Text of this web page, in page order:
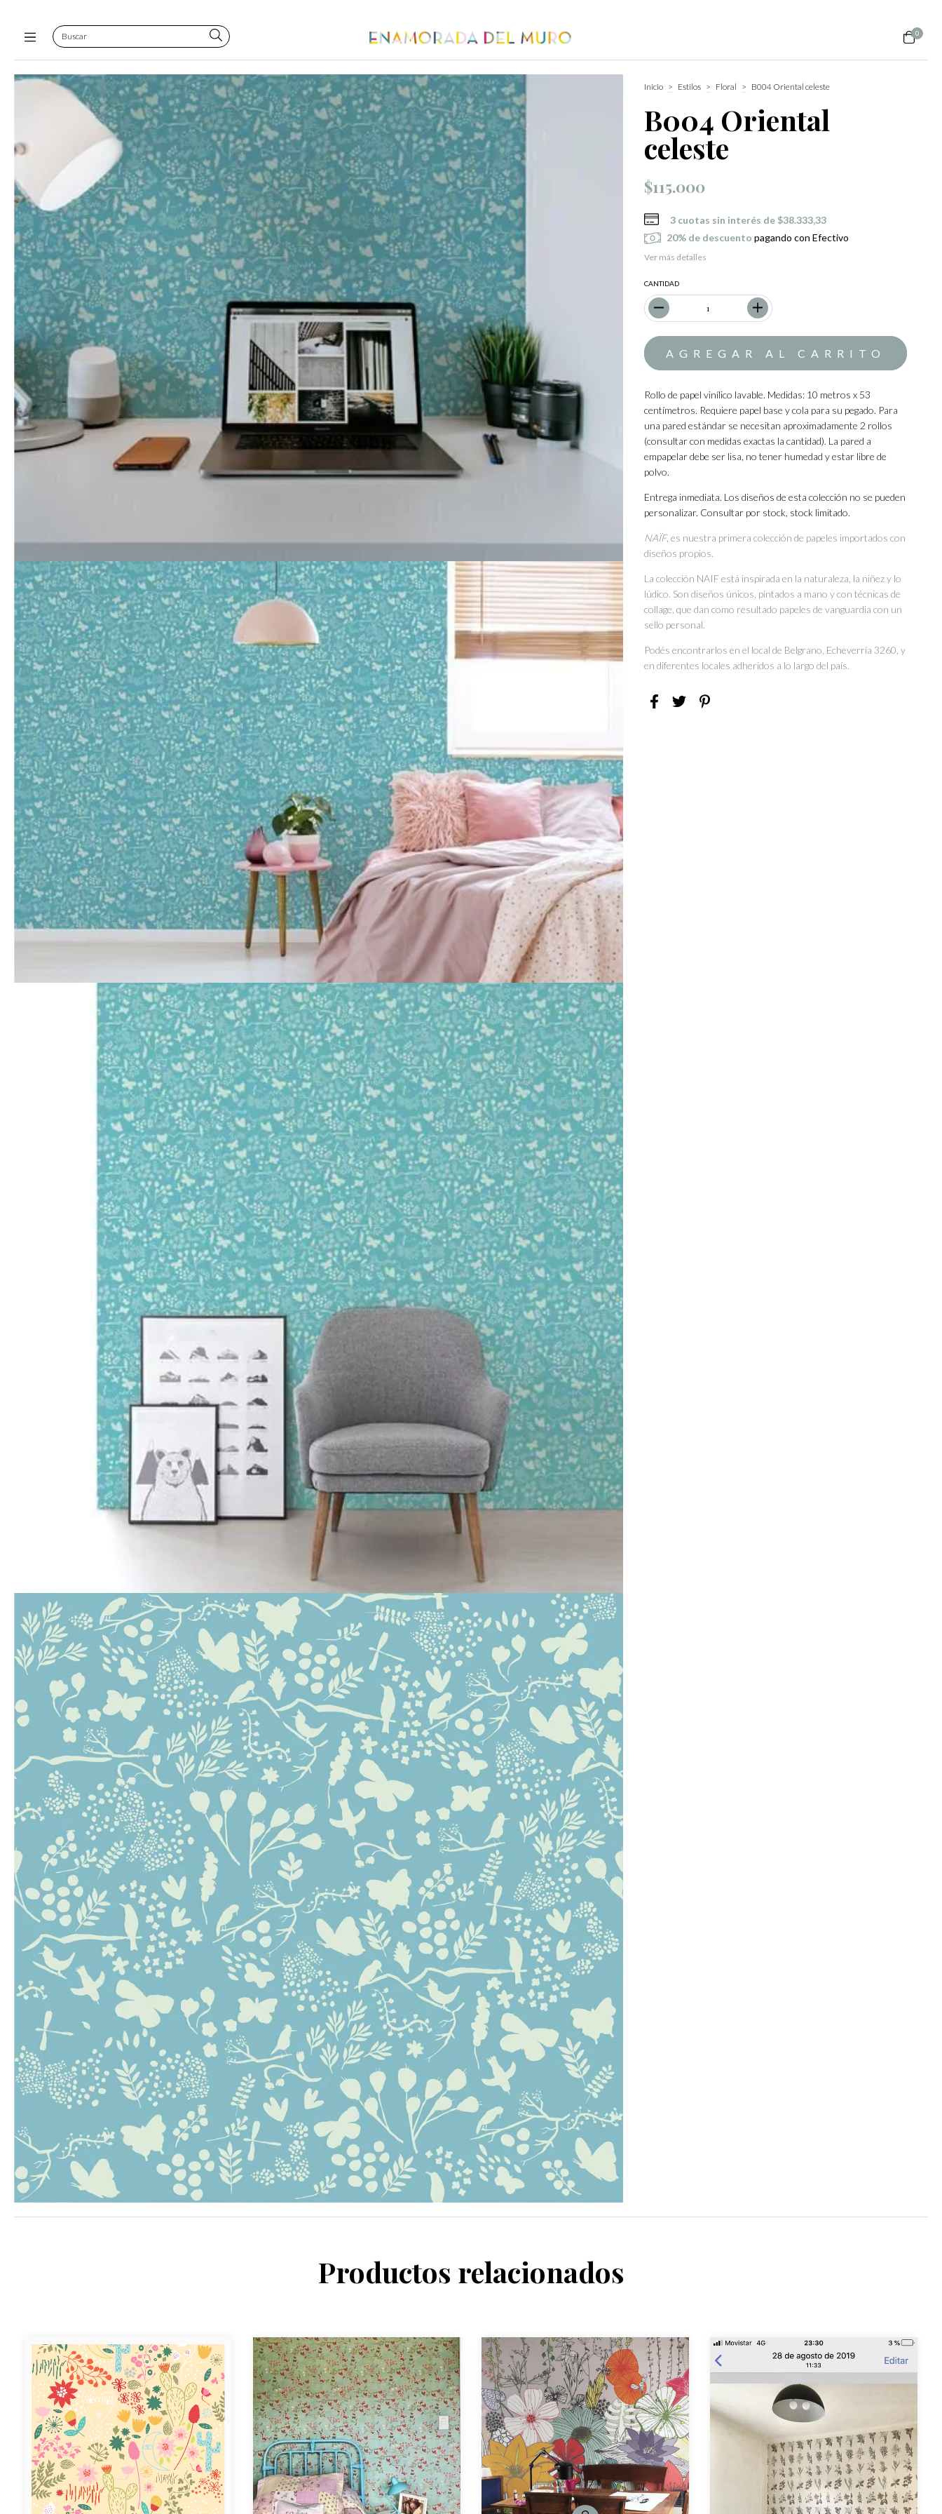
0
Inicio > Estilos > Floral > B004 Oriental celeste
B004 Oriental
celeste
$115.000
3 cuotas sin interés de $38.333,33
20% de descuento pagando con Efectivo
Ver más detalles
CANTIDAD
Rollo de papel vinílico lavable. Medidas: 10 metros x 53
centímetros. Requiere papel base y cola para su pegado. Para
una pared estándar se necesitan aproximadamente 2 rollos
(consultar con medidas exactas la cantidad). La pared a
empapelar debe ser lisa, no tener humedad y estar libre de
polvo.
Entrega inmediata. Los diseños de esta colección no se pueden
personalizar. Consultar por stock, stock limitado.
NAÏF, es nuestra primera colección de papeles importados con
diseños propios.
La colección NAIF está inspirada en la naturaleza, la niñez y lo
lúdico. Son diseños únicos, pintados a mano y con técnicas de
collage, que dan como resultado papeles de vanguardia con un
sello personal.
Podés encontrarlos en el local de Belgrano, Echeverría 3260, y
en diferentes locales adheridos a lo largo del país.
Productos relacionados